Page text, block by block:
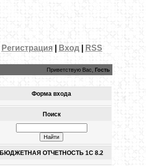
Регистрация| Вход| RSS
Приветствую Вас, Гость
Форма входа
Поиск
БЮДЖЕТНАЯ ОТЧЕТНОСТЬ 1С 8.2